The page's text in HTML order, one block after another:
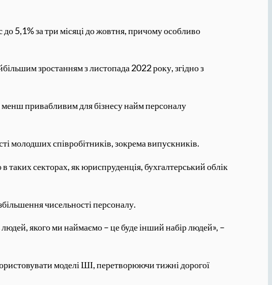
до 5,1% за три місяці до жовтня, причому особливо
зростанням з листопада 2022 року, згідно з
менш привабливим для бізнесу найм персоналу
молодших співробітників, зокрема випускників.
секторах, як юриспруденція, бухгалтерський облік
чисельності персоналу.
якого ми наймаємо – це буде інший набір людей», –
моделі ШІ, перетворюючи тижні дорогої